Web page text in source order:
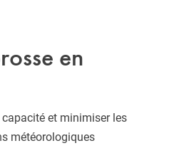
en
et minimiser les
météorologiques